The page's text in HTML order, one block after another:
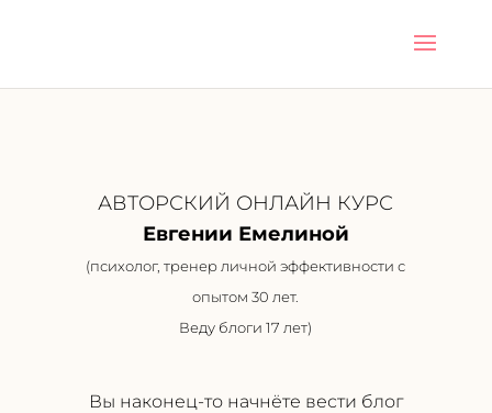
АВТОРСКИЙ ОНЛАЙН КУРС
Евгении Емелиной
(психолог, тренер личной эффективности с
опытом 30 лет.
Веду блоги 17 лет)
Вы наконец-то начнёте вести блог